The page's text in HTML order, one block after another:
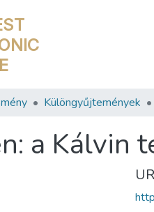
Különgyűjtemények
a Kálvin